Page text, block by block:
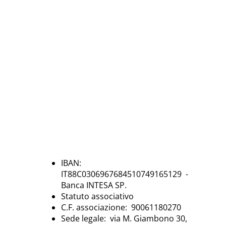
IBAN:
IT88C0306967684510749165129 -
Banca INTESA SP.
Statuto associativo
C.F. associazione: 90061180270
Sede legale: via M. Giambono 30,